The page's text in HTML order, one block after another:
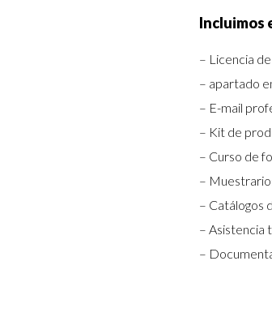
Incluimos
– Licencia
– apartado
– E-mail
– Kit de
– Curso de
–
– Catálogos
– Asistencia
–